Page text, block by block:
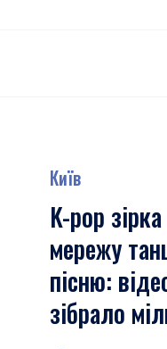
Київ
K-pop
мережу
пісню:
зібрало